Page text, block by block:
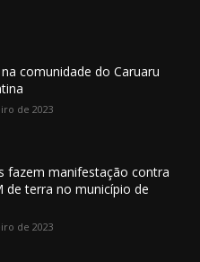
comunidade do Caruaru
de 2023
fazem manifestação contra
de terra no município de
de 2023